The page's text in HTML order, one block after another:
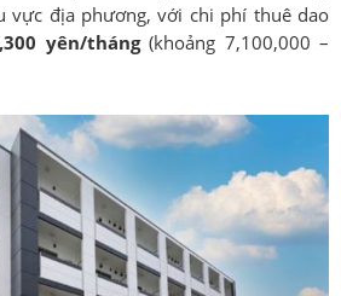
vực địa phương, với chi phí thuê dao
yên/tháng(khoảng 7,100,000 –